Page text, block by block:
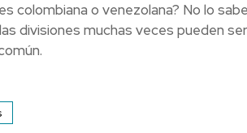
colombiana o venezolana? No lo
divisiones muchas veces pueden